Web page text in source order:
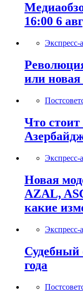
16:00 6
Экспресс-
или
Что
Экспресс-
Новая
AZAL,
какие
Экспресс-
Судебный
года